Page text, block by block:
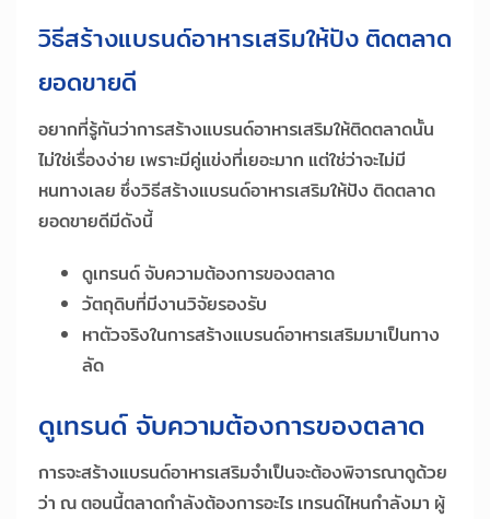
วิธีสร้างแบรนด์อาหารเสริมให้ปัง ติดตลาด
ยอดขายดี
อยากที่รู้กันว่าการสร้างแบรนด์อาหารเสริมให้ติดตลาดนั้น
ไม่ใช่เรื่องง่าย เพราะมีคู่แข่งที่เยอะมาก แต่ใช่ว่าจะไม่มี
หนทางเลย ซึ่งวิธีสร้างแบรนด์อาหารเสริมให้ปัง ติดตลาด
ยอดขายดีมีดังนี้
ดูเทรนด์ จับความต้องการของตลาด
วัตถุดิบที่มีงานวิจัยรองรับ
หาตัวจริงในการสร้างแบรนด์อาหารเสริมมาเป็นทาง
ลัด
ดูเทรนด์ จับความต้องการของตลาด
การจะสร้างแบรนด์อาหารเสริมจำเป็นจะต้องพิจารณาดูด้วย
ว่า ณ ตอนนี้ตลาดกำลังต้องการอะไร เทรนด์ไหนกำลังมา ผู้